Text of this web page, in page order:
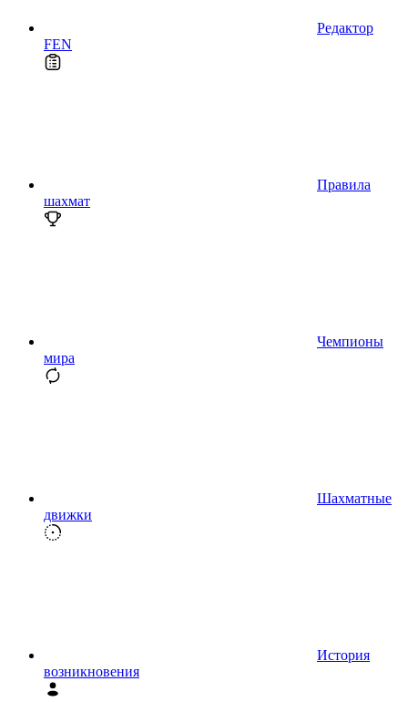
Редактор
FEN
Правила
шахмат
Чемпионы
мира
Шахматные
движки
История
возникновения